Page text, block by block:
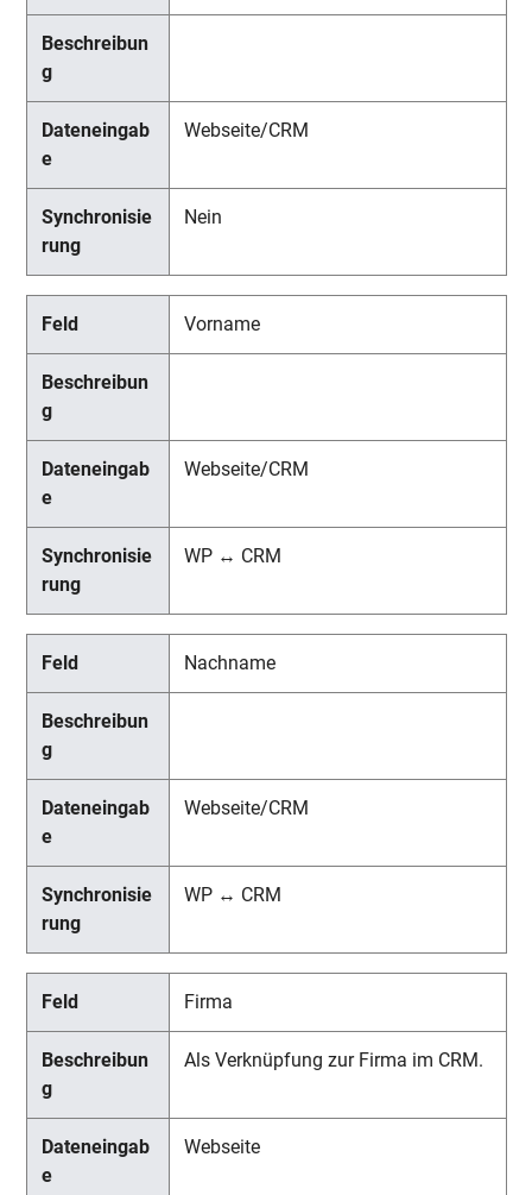
Webseite/CRM
Nein
Vorname
Webseite/CRM
WP ↔ CRM
Nachname
Webseite/CRM
WP ↔ CRM
Firma
Als Verknüpfung zur Firma im CRM.
Webseite